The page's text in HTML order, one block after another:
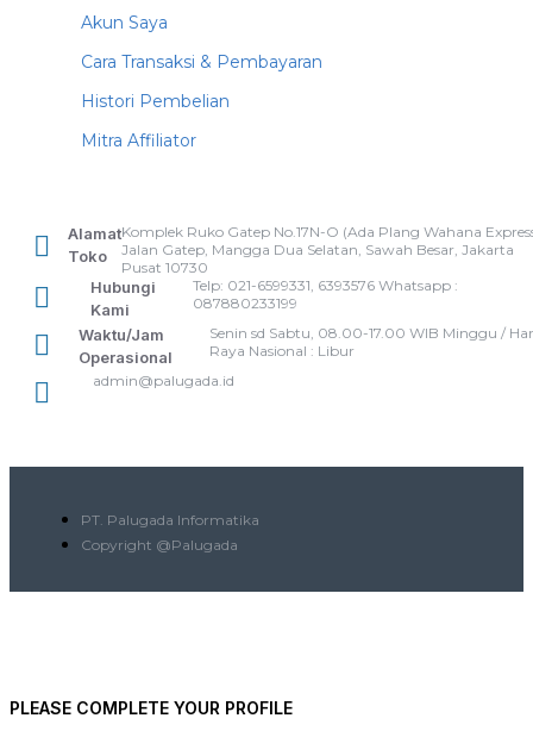
Akun Saya
Cara Transaksi & Pembayaran
Histori Pembelian
Mitra Affiliator
Alamat
Toko
Komplek Ruko Gatep No.17N-O (Ada Plang Wahana
Jalan Gatep, Mangga Dua Selatan, Sawah Besar, Jakarta
Pusat 10730
Hubungi
Kami
Telp: 021-6599331, 6393576 Whatsapp :
087880233199
Waktu/Jam
Operasional
Senin sd Sabtu, 08.00-17.00 WIB Minggu /
Raya Nasional : Libur
admin@palugada.id
PT. Palugada Informatika
Copyright @Palugada
PLEASE COMPLETE YOUR PROFILE